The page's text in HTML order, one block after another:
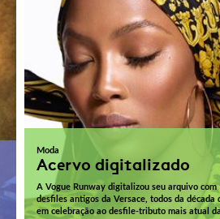
Moda
Acervo digitalizado
A Vogue Runway digitalizou seu arquivo com
desfiles antigos da Versace, todos da década
em celebração ao desfile-tributo mais atual